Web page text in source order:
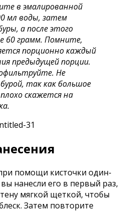
в эмалированной
мл воды, затем
а после этого
60 грамм. Помните,
порционно каждый
предыдущей порции.
Не
так как большое
скажется на
помощи кисточки один-
нанесли его в первый раз,
мягкой щеткой, чтобы
Затем повторите